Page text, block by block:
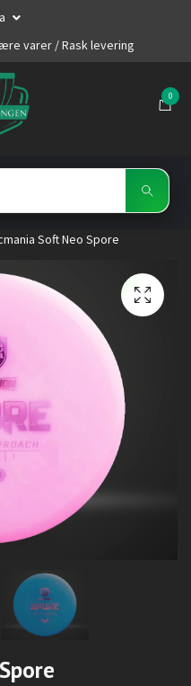
varer / Rask levering
0
Soft Neo Spore